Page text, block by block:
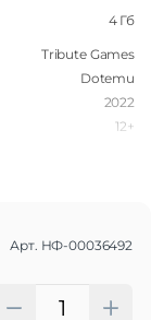
4 Гб
Tribute Games
Dotemu
2022
12+
Арт. НФ-00036492